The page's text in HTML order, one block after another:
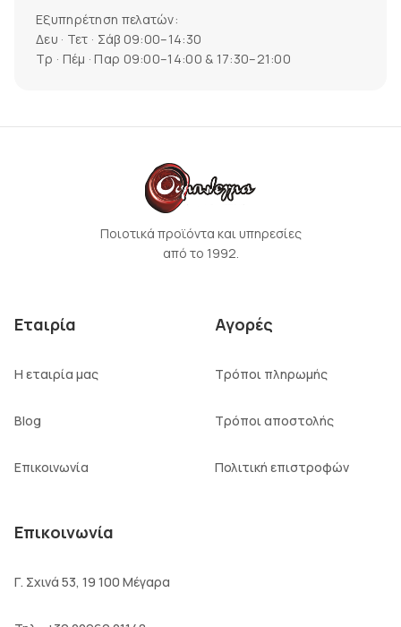
Εξυπηρέτηση πελατών:
Δευ · Τετ · Σάβ 09:00–14:30
Τρ · Πέμ · Παρ 09:00–14:00 & 17:30–21:00
Ποιοτικά προϊόντα και υπηρεσίες
από το 1992.
Εταιρία
Η εταιρία μας
Blog
Επικοινωνία
Αγορές
Τρόποι πληρωμής
Τρόποι αποστολής
Πολιτική επιστροφών
Επικοινωνία
Γ. Σχινά 53, 19 100 Μέγαρα